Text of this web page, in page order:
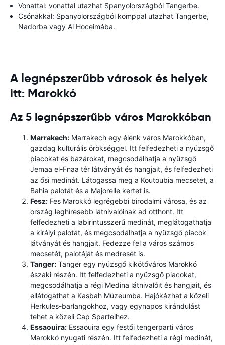
Vonattal: vonattal utazhat Spanyolországból Tangerbe.
Csónakkal: Spanyolországból komppal utazhat Tangerbe,
Nadorba vagy Al Hoceimába.
A legnépszerűbb városok és helyek
itt: Marokkó
Az 5 legnépszerűbb város Marokkóban
Marrakech: Marrakech egy élénk város Marokkóban,
gazdag kulturális örökséggel. Itt felfedezheti a nyüzsgő
piacokat és bazárokat, megcsodálhatja a nyüzsgő
Jemaa el-Fnaa tér látványát és hangjait, és felfedezheti
az ősi medinát. Látogassa meg a Koutoubia mecsetet, a
Bahia palotát és a Majorelle kertet is.
Fesz: Fes Marokkó legrégebbi birodalmi városa, és az
ország leghíresebb látnivalóinak ad otthont. Itt
felfedezheti a labirintusszerű medinát, meglátogathatja
a királyi palotát, és megcsodálhatja a nyüzsgő piacok
látványát és hangjait. Fedezze fel a város számos
mecsetét, palotáját és medresét is.
Tanger: Tanger egy nyüzsgő kikötőváros Marokkó
északi részén. Itt felfedezheti a nyüzsgő piacokat,
megcsodálhatja a régi Medina látnivalóit és hangjait, és
ellátogathat a Kasbah Múzeumba. Hajókázhat a közeli
Herkules-barlangokhoz, vagy egynapos kirándulást
tehet a közeli Cap Spartelhez.
Essaouira: Essaouira egy festői tengerparti város
Marokkó nyugati részén. Itt felfedezheti a régi medinát,